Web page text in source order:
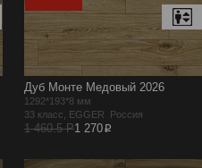
Дуб Монте Медовый 2026
1292*193*8 мм
33 класс, EGGER Россия
1 460.5 Р1 270p